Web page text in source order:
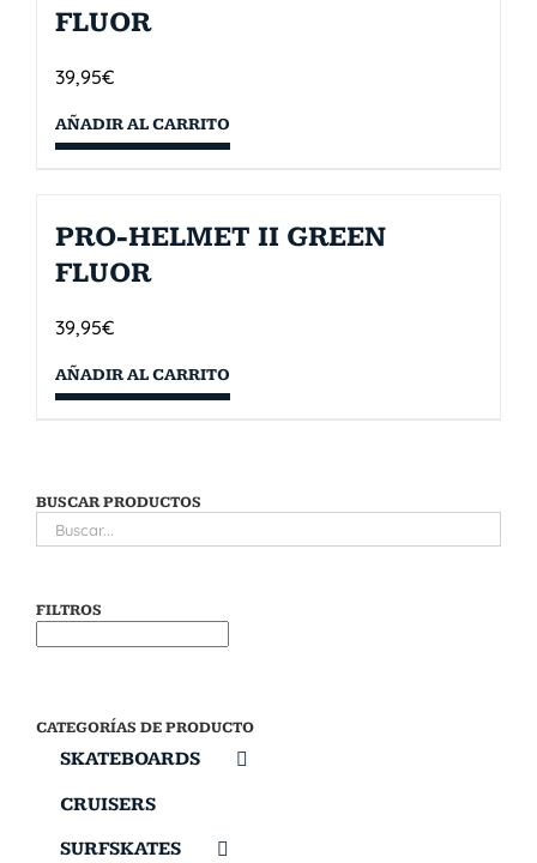
FLUOR
39,95€
AÑADIR AL CARRITO
PRO-HELMET II GREEN
FLUOR
39,95€
AÑADIR AL CARRITO
BUSCAR PRODUCTOS
FILTROS
CATEGORÍAS DE PRODUCTO
SKATEBOARDS
CRUISERS
SURFSKATES